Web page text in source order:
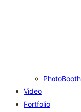
PhotoBooth
Video
Portfolio